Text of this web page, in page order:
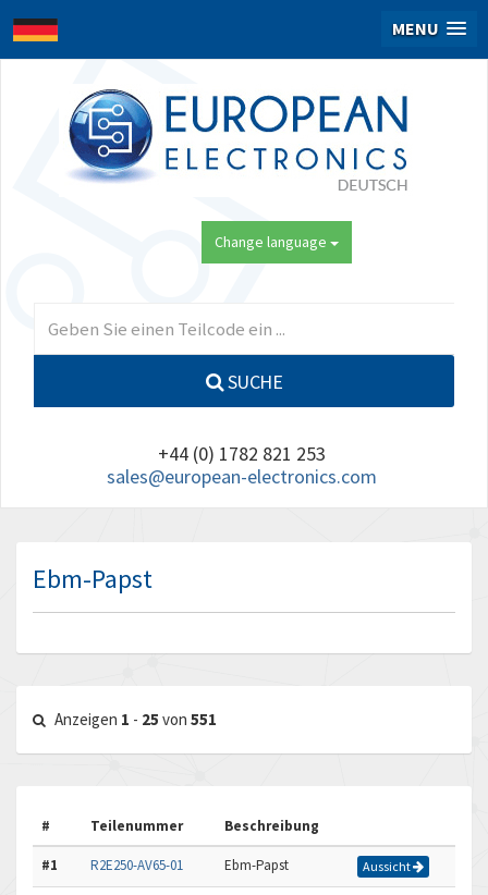
MENU
Change language
SUCHE
+44 (0) 1782 821 253
sales@european-electronics.com
Ebm-Papst
Anzeigen 1 - 25 von 551
# Teilenummer Beschreibung
#1 R2E250-AV65-01 Ebm-Papst Aussicht